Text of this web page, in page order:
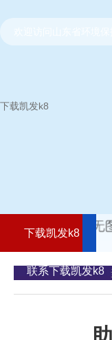
下载凯发k8
下载凯发k8
联系下载凯发k8